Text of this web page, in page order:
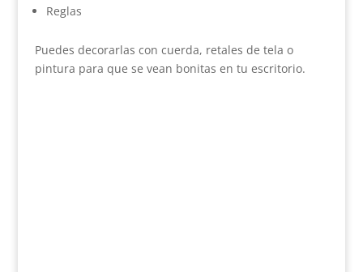
Reglas
Puedes decorarlas con cuerda, retales de tela o
pintura para que se vean bonitas en tu escritorio.